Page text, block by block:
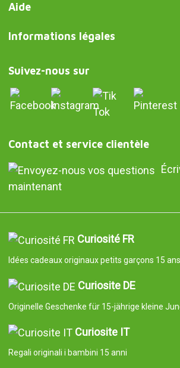
Aide
Informations légales
Suivez-nous sur
Contact et service clientèle
maintenant
Curiosité FR
Idées cadeaux originaux petits garçons 15 ans
Curiosite DE
Originelle Geschenke für 15-jährige kleine
Curiosite IT
Regali originali i bambini 15 anni